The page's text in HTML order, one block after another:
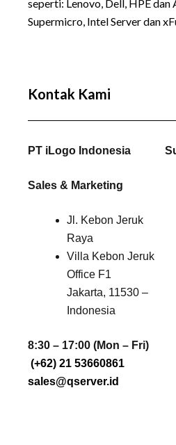
seperti: Lenovo, Dell, HPE dan
Supermicro, Intel Server dan
Kontak Kami
PT iLogo Indonesia
Sales & Marketing
Jl. Kebon Jeruk
Raya
Villa Kebon Jeruk
Office F1
Jakarta, 11530 –
Indonesia
8:30 – 17:00 (Mon – Fri)
(+62) 21 53660861
sales@qserver.id